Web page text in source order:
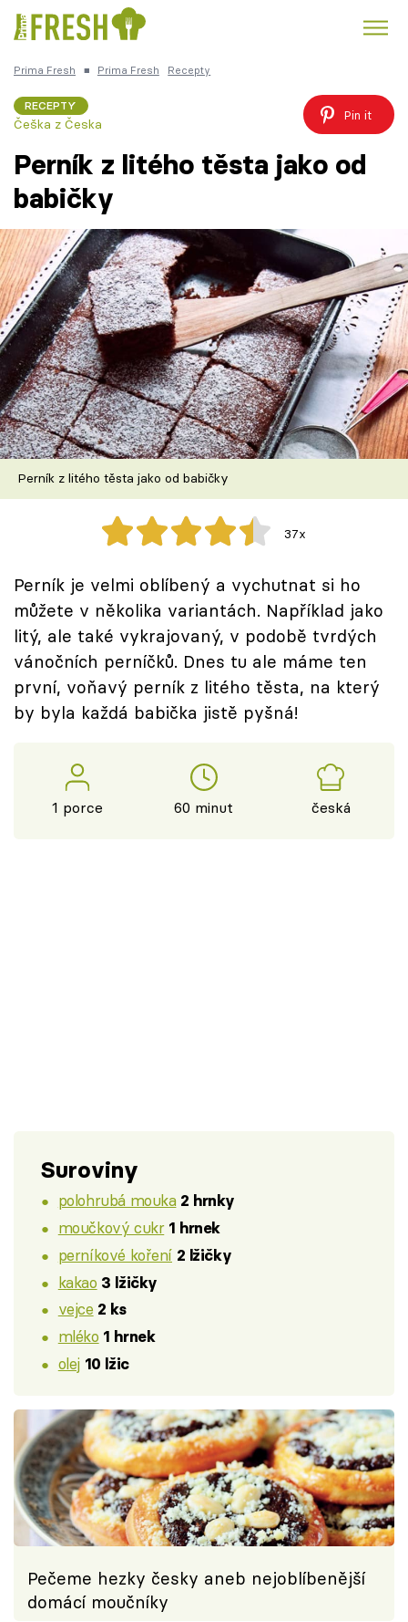
Česká kuchyně
Témata
Recepty
Články
TV Program
Škola vaření
Recepty z TV
Speciál: Cuketa
Sledujte prima+
Přihlášení
Prima Fresh ■ Prima Fresh Recepty
RECEPTY
Češka z Česka
Pin it
Perník z litého těsta jako od
babičky
Perník z litého těsta jako od babičky
37x
Perník je velmi oblíbený a vychutnat si ho
můžete v několika variantách. Například jako
litý, ale také vykrajovaný, v podobě tvrdých
vánočních perníčků. Dnes tu ale máme ten
první, voňavý perník z litého těsta, na který
by byla každá babička jistě pyšná!
1 porce 60 minut česká
Suroviny
polohrubá mouka 2 hrnky
moučkový cukr 1 hrnek
perníkové koření 2 lžičky
kakao 3 lžičky
vejce 2 ks
mléko 1 hrnek
olej 10 lžic
Pečeme hezky česky aneb nejoblíbenější
domácí moučníky